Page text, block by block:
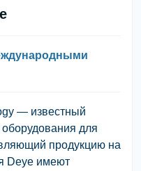
— известный
для
продукцию на
Deye имеют